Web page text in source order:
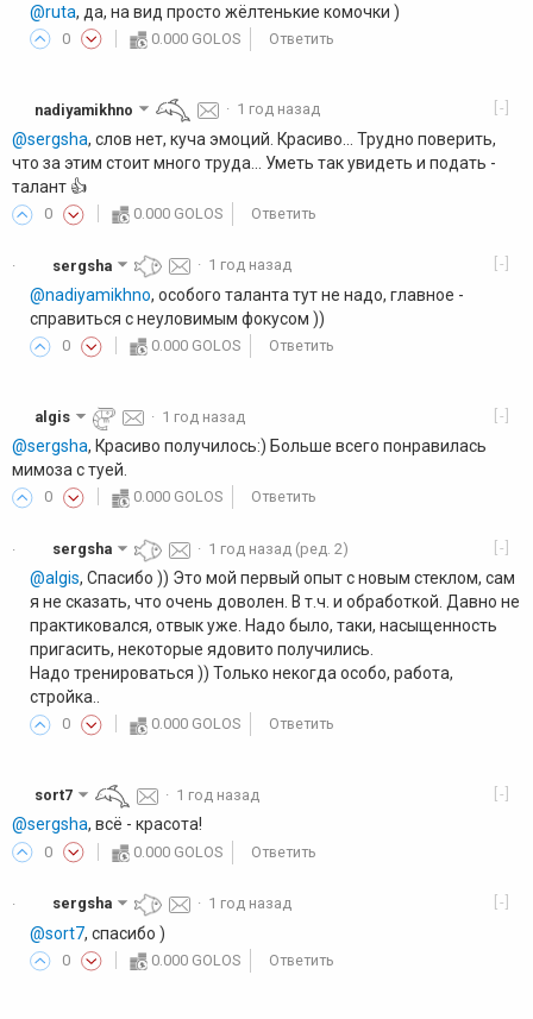
@ruta, да, на вид просто жёлтенькие комочки )
0 0.000 GOLOS Ответить
[-]
nadiyamikhno · 1 год назад
@sergsha, слов нет, куча эмоций. Красиво... Трудно поверить,
что за этим стоит много труда... Уметь так увидеть и подать -
талант 👍️
0 0.000 GOLOS Ответить
· [-]
sergsha · 1 год назад
@nadiyamikhno, особого таланта тут не надо, главное -
справиться с неуловимым фокусом ))
0 0.000 GOLOS Ответить
[-]
algis · 1 год назад
@sergsha, Красиво получилось:) Больше всего понравилась
мимоза с туей.
0 0.000 GOLOS Ответить
· [-]
sergsha · 1 год назад (ред. 2)
@algis, Спасибо )) Это мой первый опыт с новым стеклом, сам
я не сказать, что очень доволен. В т.ч. и обработкой. Давно не
практиковался, отвык уже. Надо было, таки, насыщенность
пригасить, некоторые ядовито получились.
Надо тренироваться )) Только некогда особо, работа,
стройка..
0 0.000 GOLOS Ответить
[-]
sort7 · 1 год назад
@sergsha, всё - красота!
0 0.000 GOLOS Ответить
· [-]
sergsha · 1 год назад
@sort7, спасибо )
0 0.000 GOLOS Ответить